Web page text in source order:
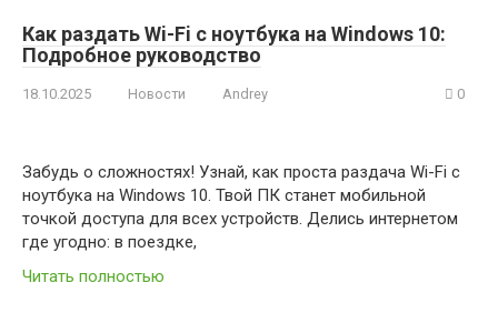
Как раздать Wi-Fi с ноутбука на Windows 10:
Подробное руководство
18.10.2025 Новости Andrey 0
Забудь о сложностях! Узнай, как проста раздача Wi-Fi с
ноутбука на Windows 10. Твой ПК станет мобильной
точкой доступа для всех устройств. Делись интернетом
где угодно: в поездке,
Читать полностью